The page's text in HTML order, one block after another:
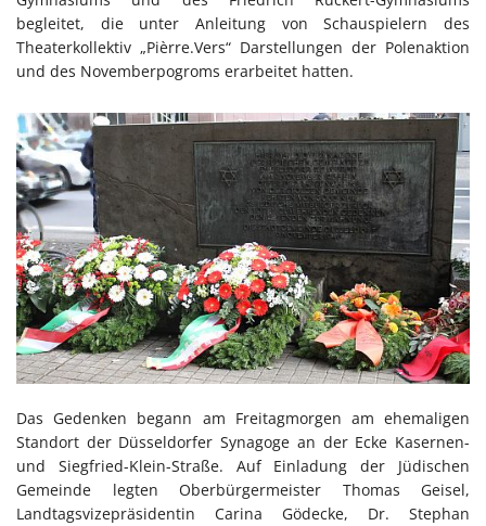
begleitet, die unter Anleitung von Schauspielern des
Theaterkollektiv „Pièrre.Vers“ Darstellungen der Polenaktion
und des Novemberpogroms erarbeitet hatten.
Das Gedenken begann am Freitagmorgen am ehemaligen
Standort der Düsseldorfer Synagoge an der Ecke Kasernen-
und Siegfried-Klein-Straße. Auf Einladung der Jüdischen
Gemeinde legten Oberbürgermeister Thomas Geisel,
Landtagsvizepräsidentin Carina Gödecke, Dr. Stephan